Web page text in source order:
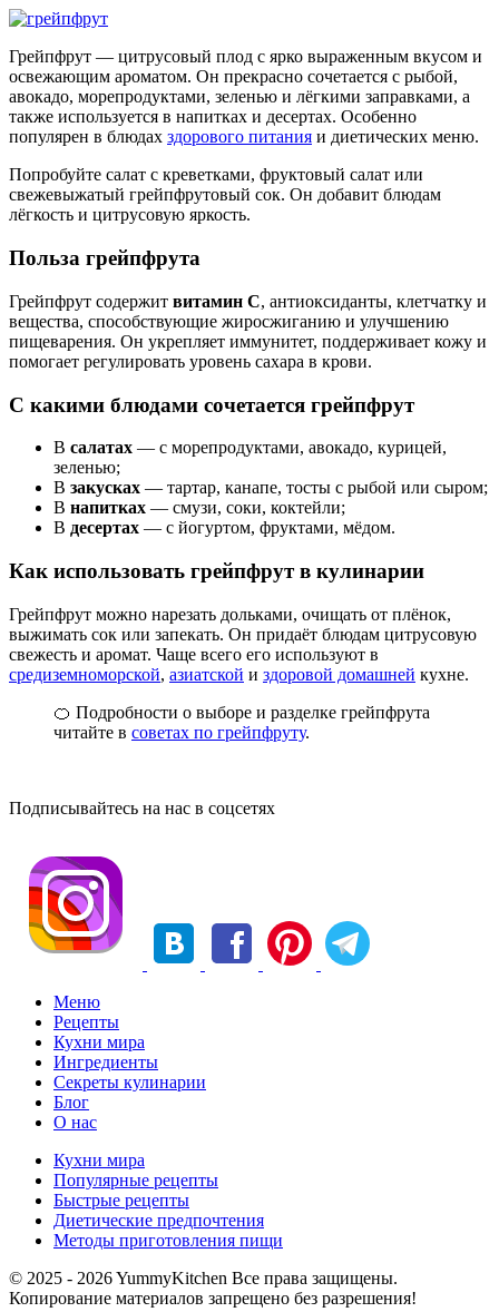
Грейпфрут — цитрусовый плод с ярко выраженным вкусом и
освежающим ароматом. Он прекрасно сочетается с рыбой,
авокадо, морепродуктами, зеленью и лёгкими заправками, а
также используется в напитках и десертах. Особенно
популярен в блюдах здорового питания и диетических меню.
Попробуйте салат с креветками, фруктовый салат или
свежевыжатый грейпфрутовый сок. Он добавит блюдам
лёгкость и цитрусовую яркость.
Польза грейпфрута
Грейпфрут содержит витамин C, антиоксиданты, клетчатку и
вещества, способствующие жиросжиганию и улучшению
пищеварения. Он укрепляет иммунитет, поддерживает кожу и
помогает регулировать уровень сахара в крови.
С какими блюдами сочетается грейпфрут
В салатах — с морепродуктами, авокадо, курицей,
зеленью;
В закусках — тартар, канапе, тосты с рыбой или сыром;
В напитках — смузи, соки, коктейли;
В десертах — с йогуртом, фруктами, мёдом.
Как использовать грейпфрут в кулинарии
Грейпфрут можно нарезать дольками, очищать от плёнок,
выжимать сок или запекать. Он придаёт блюдам цитрусовую
свежесть и аромат. Чаще всего его используют в
средиземноморской, азиатской и здоровой домашней кухне.
🍊 Подробности о выборе и разделке грейпфрута
читайте в советах по грейпфруту.
Подписывайтесь на нас в соцсетях
Меню
Рецепты
Кухни мира
Ингредиенты
Секреты кулинарии
Блог
О нас
Кухни мира
Популярные рецепты
Быстрые рецепты
Диетические предпочтения
Методы приготовления пищи
© 2025 - 2026 YummyKitchen Все права защищены.
Копирование материалов запрещено без разрешения!